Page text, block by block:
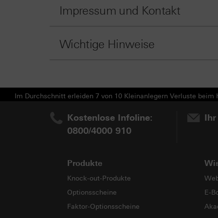
Impressum und Kontakt
Wichtige Hinweise
Im Durchschnitt erleiden 7 von 10 Kleinanlegern Verluste
Kostenlose Infoline:
0800/4000 910
Produkte
Knock-out-Produkte
Optionsscheine
Faktor-Optionsscheine
E-